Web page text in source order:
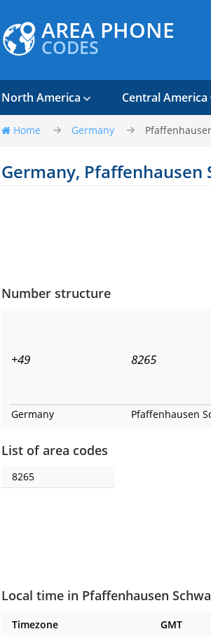
AREA PHONE
CODES
North America Central America
Home Germany
Germany, Pfaffenhausen
Number structure
+49 8265
Germany Pfaffenhausen
List of area codes
8265
Local time in Pfaffenhausen
Timezone GMT